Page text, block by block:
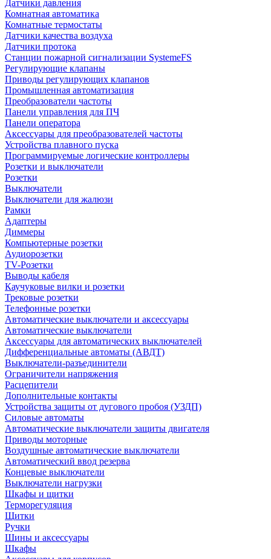
Датчики давления
Комнатная автоматика
Комнатные термостаты
Датчики качества воздуха
Датчики протока
Станции пожарной сигнализации SystemeFS
Регулирующие клапаны
Приводы регулирующих клапанов
Промышленная автоматизация
Преобразователи частоты
Панели управления для ПЧ
Панели оператора
Аксессуары для преобразователей частоты
Устройства плавного пуска
Программируемые логические контроллеры
Розетки и выключатели
Розетки
Выключатели
Выключатели для жалюзи
Рамки
Адаптеры
Диммеры
Компьютерные розетки
Аудиорозетки
TV-Розетки
Выводы кабеля
Каучуковые вилки и розетки
Трековые розетки
Телефонные розетки
Автоматические выключатели и аксессуары
Автоматические выключатели
Аксессуары для автоматических выключателей
Дифференциальные автоматы (АВДТ)
Выключатели-разъединители
Ограничители напряжения
Расцепители
Дополнительные контакты
Устройства защиты от дугового пробоя (УЗДП)
Силовые автоматы
Автоматические выключатели защиты двигателя
Приводы моторные
Воздушные автоматические выключатели
Автоматический ввод резерва
Концевые выключатели
Выключатели нагрузки
Шкафы и щитки
Терморегуляция
Щитки
Ручки
Шины и аксессуары
Шкафы